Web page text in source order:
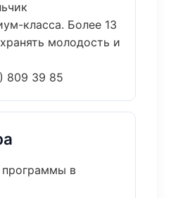
класса. Более 13
молодость и
809 39 85
программы в